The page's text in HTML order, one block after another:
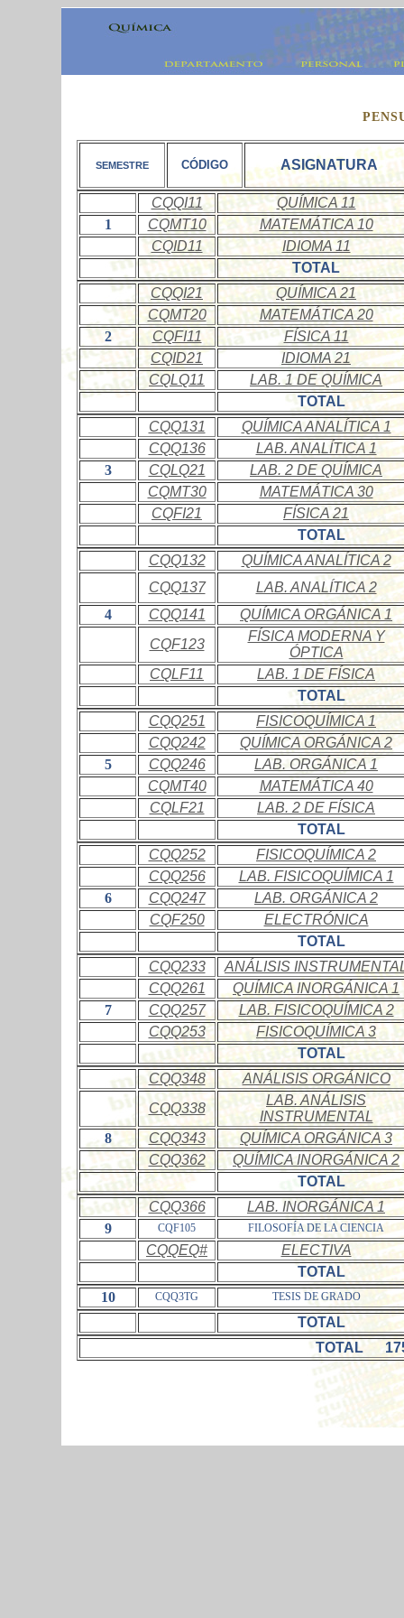
SEMESTRE CÓDIGO ASIGNATURA
CQQI11
QUÍMICA 11
1
CQMT10
MATEMÁTICA 10
CQID11
IDIOMA 11
TOTAL
CQQI21
QUÍMICA 21
CQMT20
MATEMÁTICA 20
2
CQFI11
FÍSICA 11
CQID21
IDIOMA 21
CQLQ11
LAB. 1 DE QUÍMICA
TOTAL
CQQ131
QUÍMICA ANALÍTICA 1
CQQ136
LAB. ANALÍTICA 1
3
CQLQ21
LAB. 2 DE QUÍMICA
CQMT30
MATEMÁTICA 30
CQFI21
FÍSICA 21
TOTAL
CQQ132
QUÍMICA ANALÍTICA 2
CQQ137
LAB. ANALÍTICA 2
4
CQQ141
QUÍMICA ORGÁNICA 1
CQF123
FÍSICA MODERNA Y
ÓPTICA
CQLF11
LAB. 1 DE FÍSICA
TOTAL
CQQ251
FISICOQUÍMICA 1
CQQ242
QUÍMICA ORGÁNICA 2
5
CQQ246
LAB. ORGÁNICA 1
CQMT40
MATEMÁTICA 40
CQLF21
LAB. 2 DE FÍSICA
TOTAL
CQQ252
FISICOQUÍMICA 2
CQQ256
LAB. FISICOQUÍMICA 1
6
CQQ247
LAB. ORGÁNICA 2
CQF250
ELECTRÓNICA
TOTAL
CQQ233
ANÁLISIS
CQQ261
QUÍMICA INORGÁNICA 1
7
CQQ257
LAB. FISICOQUÍMICA 2
CQQ253
FISICOQUÍMICA 3
TOTAL
CQQ348
ANÁLISIS ORGÁNICO
CQQ338
LAB. ANÁLISIS
INSTRUMENTAL
8
CQQ343
QUÍMICA ORGÁNICA 3
CQQ362
QUÍMICA INORGÁNICA 2
TOTAL
CQQ366
LAB. INORGÁNICA 1
9
CQF105 FILOSOFÍA DE LA CIENCIA
CQQEQ#
ELECTIVA
TOTAL
10
CQQ3TG TESIS DE GRADO
TOTAL
TOTAL 175